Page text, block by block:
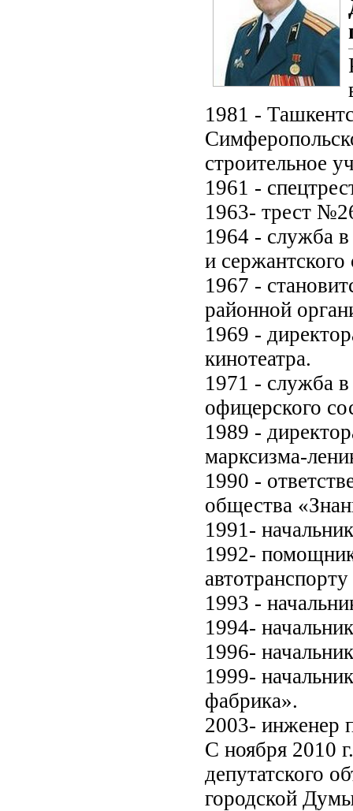
1981 -
строительное
1961 -
1963- трест
1964 - служба
и сержантского
1967 -
районной
1969 -
кинотеатра.
1971 - служба
офицерского
1989 -
марксизма-
1990 -
общества
1991-
1992-
1993 -
1994-
1996-
1999-
фабрика».
2003- инженер
С ноября 2010
депутатского
городской